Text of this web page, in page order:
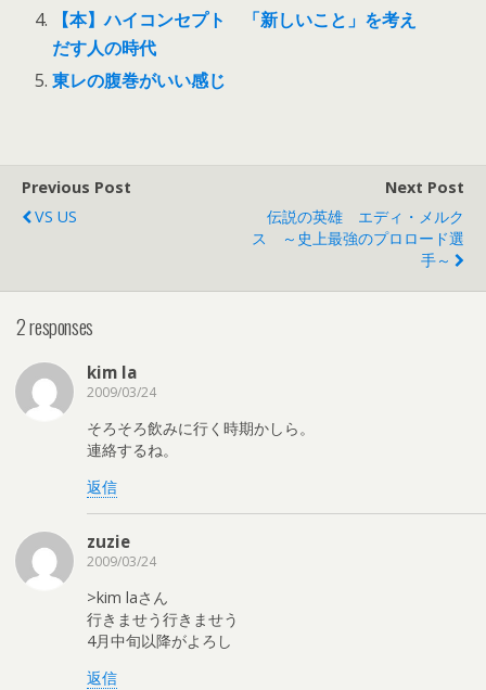
【本】ハイコンセプト 「新しいこと」を考え
だす人の時代
東レの腹巻がいい感じ
Previous Post
VS US
Next Post
伝説の英雄 エディ・メルク
ス ～史上最強のプロロード選
手～
2 responses
kim la
2009/03/24
そろそろ飲みに行く時期かしら。
連絡するね。
返信
zuzie
2009/03/24
>kim laさん
行きませう行きませう
4月中旬以降がよろし
返信